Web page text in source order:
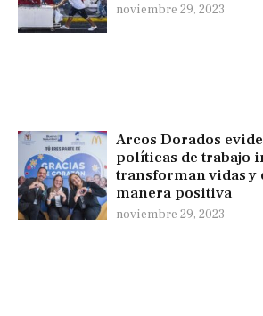
noviembre 29, 2023
Arcos Dorados
políticas de trabajo
transforman vidas y
manera positiva
noviembre 29, 2023